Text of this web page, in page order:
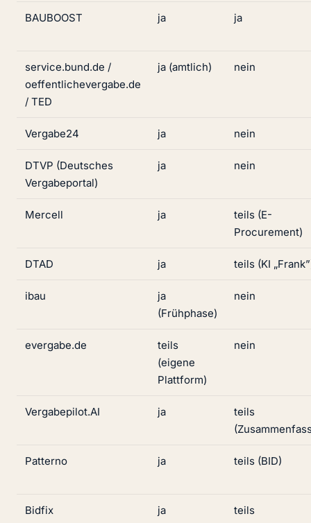
BAUBOOST ja ja
service.bund.de /
oeffentlichevergabe.de
/ TED
ja (amtlich) nein
Vergabe24 ja nein
DTVP (Deutsches
Vergabeportal)
ja nein
Mercell ja
teils (E-
Procurement)
DTAD ja teils (KI
ibau
ja
(Frühphase)
nein
evergabe.de
teils
(eigene
Plattform)
nein
Vergabepilot.AI ja
teils
Patterno ja teils (BID)
Bidfix ja teils